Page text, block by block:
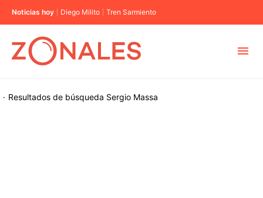
Noticias hoy Diego Milito Tren Sarmiento
Resultados de búsqueda
· Sergio Massa